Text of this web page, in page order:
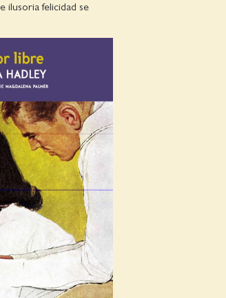
ilusoria felicidad se